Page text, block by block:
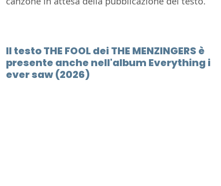
Il testo THE FOOL dei THE MENZINGERS è
presente anche nell'album Everything i
ever saw (2026)